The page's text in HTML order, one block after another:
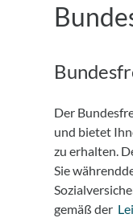
Der
und bietet
zu erhalten.
Sie
gemäß der